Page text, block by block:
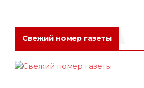
Свежий номер газеты